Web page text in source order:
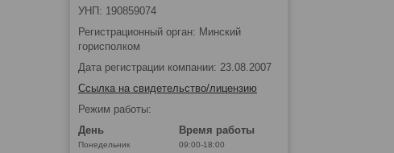
УНП: 190859074
Регистрационный орган: Минский
горисполком
Дата регистрации компании: 23.08.2007
Ссылка на свидетельство/лицензию
Режим работы:
День
Время работы
Понедельник
09:00-18:00